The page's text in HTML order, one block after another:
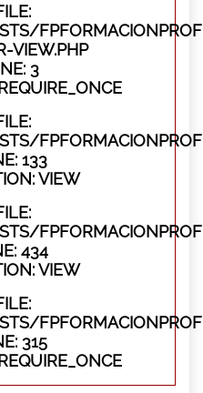
VIEW.PHP
3
133
VIEW
434
VIEW
315